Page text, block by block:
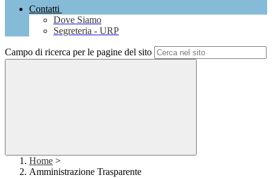
Contatti
Dove Siamo
Segreteria - URP
Campo di ricerca per le pagine del sito
Home >
Amministrazione Trasparente